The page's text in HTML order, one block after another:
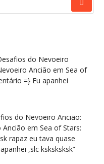
do Nevoeiro
Ancião em Sea of
=} Eu apanhei
do Nevoeiro Ancião:
em Sea of Stars:
rapaz eu tava quase
,slc ksksksksk”